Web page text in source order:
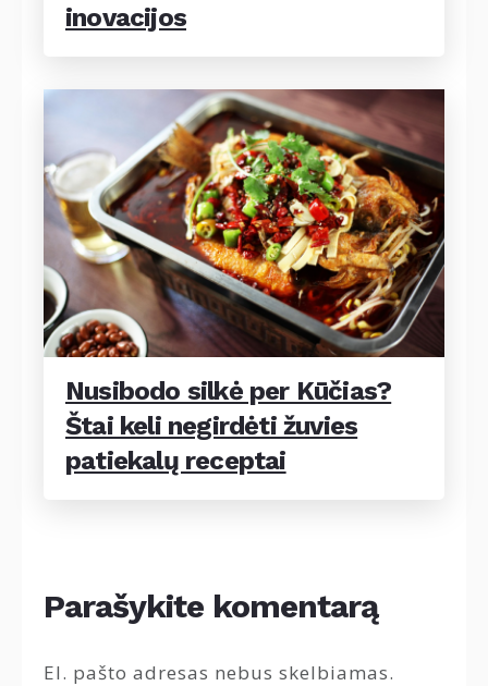
inovacijos
Nusibodo silkė per Kūčias?
Štai keli negirdėti žuvies
patiekalų receptai
Parašykite komentarą
El. pašto adresas nebus skelbiamas.